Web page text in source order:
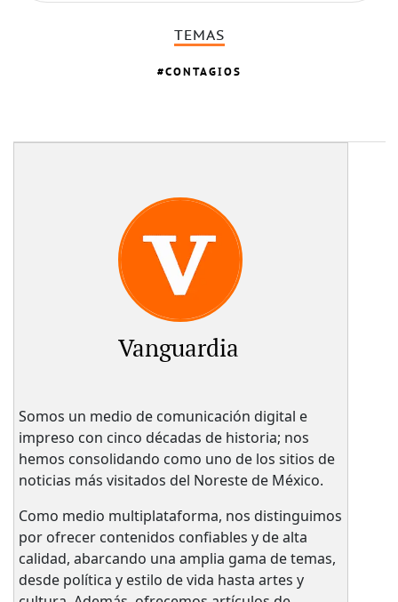
TEMAS
CONTAGIOS
Vanguardia
Somos un medio de comunicación digital e
impreso con cinco décadas de historia; nos
hemos consolidando como uno de los sitios de
noticias más visitados del Noreste de México.
Como medio multiplataforma, nos distinguimos
por ofrecer contenidos confiables y de alta
calidad, abarcando una amplia gama de temas,
desde política y estilo de vida hasta artes y